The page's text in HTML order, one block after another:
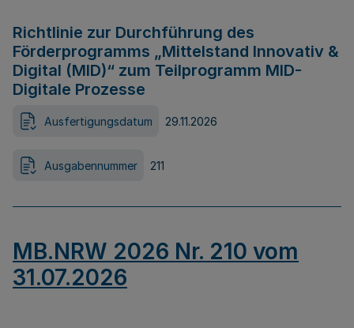
Richtlinie zur Durchführung des
Förderprogramms „Mittelstand Innovativ &
Digital (MID)“ zum Teilprogramm MID-
Digitale Prozesse
Ausfertigungsdatum 29.11.2026
Ausgabennummer 211
MB.NRW 2026 Nr. 210 vom
31.07.2026